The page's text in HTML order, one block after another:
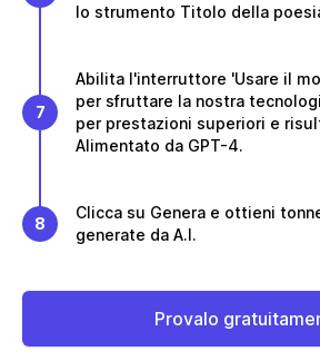
lo strumento Titolo della
7
Abilita l'interruttore 'Usare il
per sfruttare la nostra
per prestazioni superiori e
Alimentato da GPT-4.
8
Clicca su Genera e ottieni
generate da A.I.
Provalo